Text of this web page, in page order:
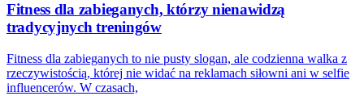
Fitness dla zabieganych, którzy nienawidzą
tradycyjnych treningów
Fitness dla zabieganych to nie pusty slogan, ale codzienna walka z
rzeczywistością, której nie widać na reklamach siłowni ani w selfie
influencerów. W czasach,